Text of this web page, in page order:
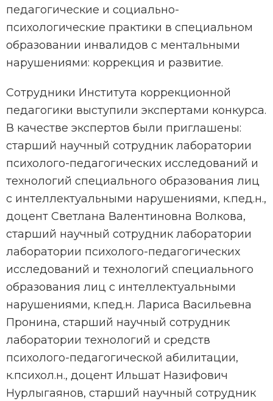
педагогические и социально-
психологические практики в специальном
образовании инвалидов с ментальными
нарушениями: коррекция и развитие.
Сотрудники Института коррекционной
педагогики выступили экспертами конкурса.
В качестве экспертов были приглашены:
старший научный сотрудник лаборатории
психолого-педагогических исследований и
технологий специального образования лиц
с интеллектуальными нарушениями, к.пед.н.,
доцент Светлана Валентиновна Волкова,
старший научный сотрудник лаборатории
лаборатории психолого-педагогических
исследований и технологий специального
образования лиц с интеллектуальными
нарушениями, к.пед.н. Лариса Васильевна
Пронина, старший научный сотрудник
лаборатории технологий и средств
психолого-педагогической абилитации,
к.психол.н., доцент Ильшат Назифович
Нурлыгаянов, старший научный сотрудник